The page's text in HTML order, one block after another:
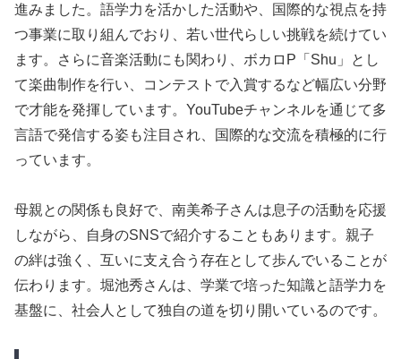
進みました。語学力を活かした活動や、国際的な視点を持
つ事業に取り組んでおり、若い世代らしい挑戦を続けてい
ます。さらに音楽活動にも関わり、ボカロP「Shu」とし
て楽曲制作を行い、コンテストで入賞するなど幅広い分野
で才能を発揮しています。YouTubeチャンネルを通じて多
言語で発信する姿も注目され、国際的な交流を積極的に行
っています。
母親との関係も良好で、南美希子さんは息子の活動を応援
しながら、自身のSNSで紹介することもあります。親子
の絆は強く、互いに支え合う存在として歩んでいることが
伝わります。堀池秀さんは、学業で培った知識と語学力を
基盤に、社会人として独自の道を切り開いているのです。